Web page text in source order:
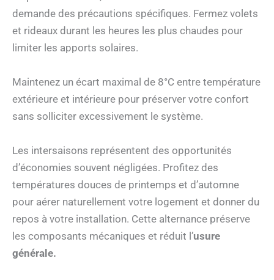
demande des précautions spécifiques. Fermez volets
et rideaux durant les heures les plus chaudes pour
limiter les apports solaires.
Maintenez un écart maximal de 8°C entre température
extérieure et intérieure pour préserver votre confort
sans solliciter excessivement le système.
Les intersaisons représentent des opportunités
d’économies souvent négligées. Profitez des
températures douces de printemps et d’automne
pour aérer naturellement votre logement et donner du
repos à votre installation. Cette alternance préserve
les composants mécaniques et réduit l’usure
générale.